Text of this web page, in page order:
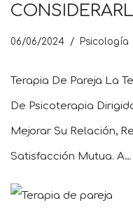
06/06/2024 Psicología
Terapia De Pareja La
De Psicoterapia
Mejorar Su Relación,
Satisfacción Mutua. A…